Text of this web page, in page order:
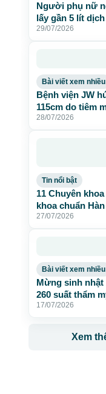
Người phụ nữ
lấy gần 5 lít dịch
nhân tạo
29/07/2026
Bài viết xem nhiều
Bệnh viện JW
115cm do tiêm
28/07/2026
Tin nổi bật
11 Chuyên
khoa chuẩn
27/07/2026
Bài viết xem nhiều
Mừng sinh nhật
260 suất thẩm
17/07/2026
Xem